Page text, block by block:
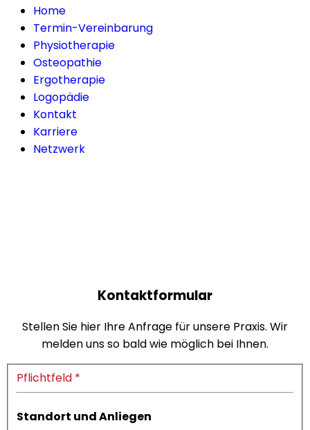
Home
Termin-Vereinbarung
Physiotherapie
Osteopathie
Ergotherapie
Logopädie
Kontakt
Karriere
Netzwerk
Kontaktformular
Stellen Sie hier Ihre Anfrage für unsere Praxis. Wir
melden uns so bald wie möglich bei Ihnen.
Pflichtfeld *
Standort und Anliegen